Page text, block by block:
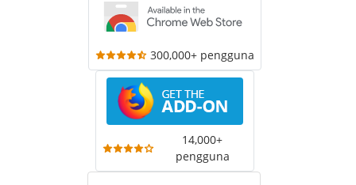
300,000+ pengguna
14,000+
pengguna